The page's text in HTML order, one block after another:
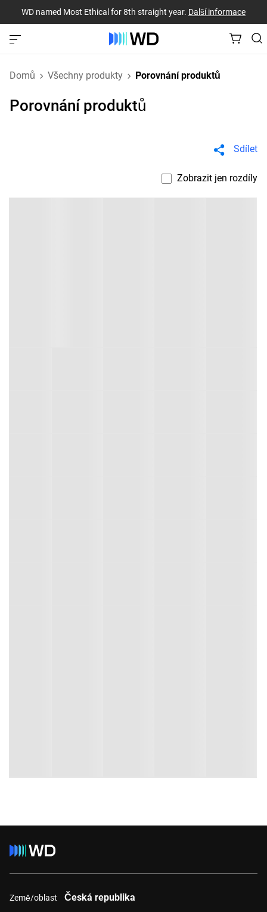
WD named Most Ethical for 8th straight year. Další informace
Domů Všechny produkty Porovnání produktů
Porovnání produktů
Sdílet
Zobrazit jen rozdíly
Země/oblast Česká republika